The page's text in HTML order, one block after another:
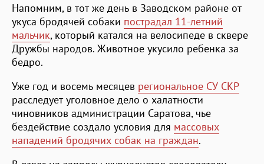
Напомним, в тот же день в Заводском районе от
укуса бродячей собаки пострадал 11-летний
мальчик, который катался на велосипеде в сквере
Дружбы народов. Животное укусило ребенка за
бедро.
Уже год и восемь месяцев региональное СУ СКР
расследует уголовное дело о халатности
чиновников администрации Саратова, чье
бездействие создало условия для массовых
нападений бродячих собак на граждан.